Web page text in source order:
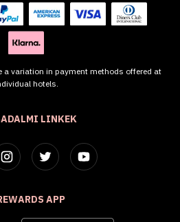
LINKEK
APP
a variation in payment methods offered at
hotels.